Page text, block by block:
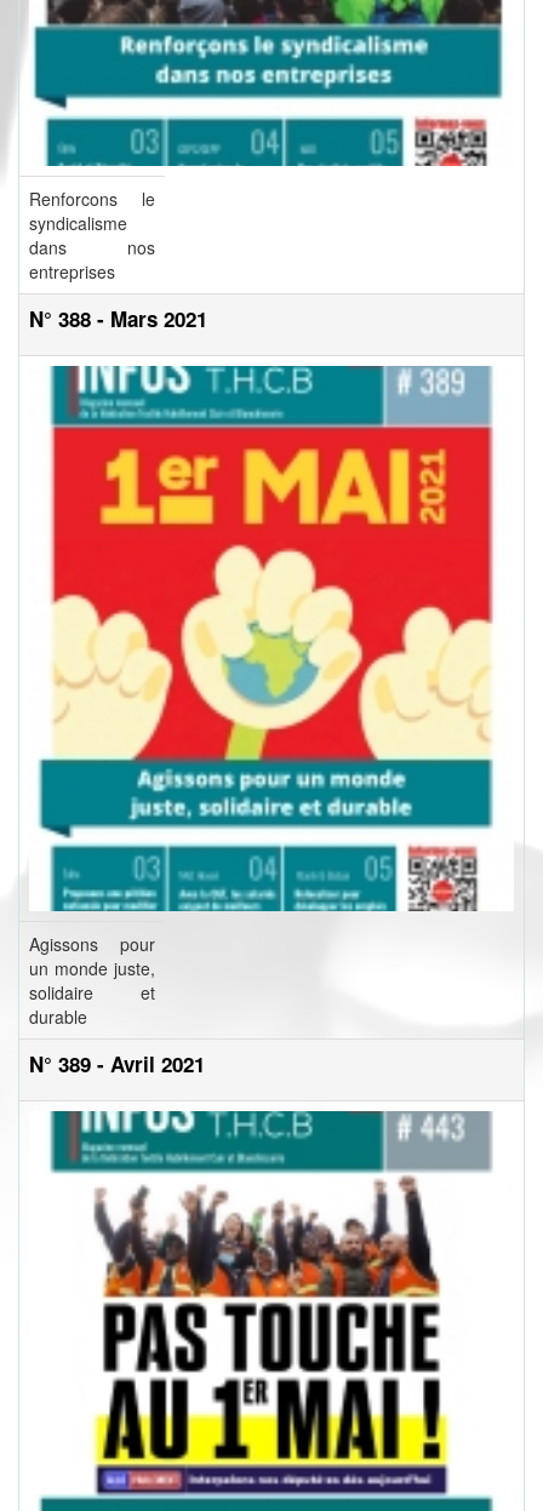
Renforcons le
syndicalisme
dans nos
entreprises
N° 388 - Mars 2021
Agissons pour
un monde juste,
solidaire et
durable
N° 389 - Avril 2021